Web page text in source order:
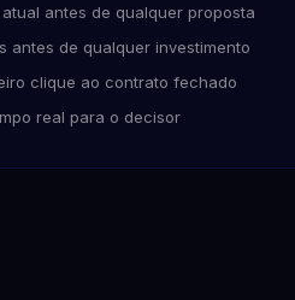
antes de qualquer proposta
antes de qualquer investimento
clique ao contrato fechado
real para o decisor